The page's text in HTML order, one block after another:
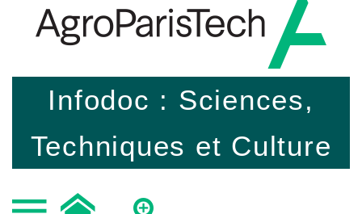
Infodoc : Sciences,
Techniques et Culture